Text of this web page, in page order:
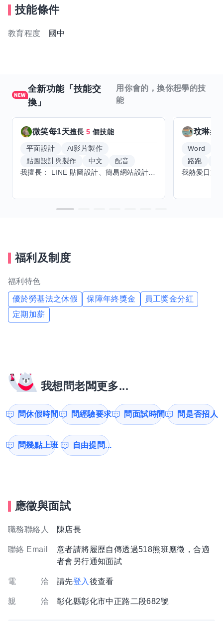
技能條件
教育程度 國中
全新功能「技能交
換」
用你會的，換你想學的技
能
微笑每1天擅長5 個技能
平面設計
AI影片製作
貼圖設計與製作
中文
配音
玟琳擅
Word
路跑
福利及制度
福利特色
優於勞基法之休假 保障年終獎金
員工獎金分紅
定期加薪
我想問老闆更多...
問休假時間 問經驗要求 問面試時間 問是否招人
問幾點上班 自由提問...
應徵與面試
職務聯絡人 陳店長
聯絡 Email
意者請將履歷自傳透過518熊班應徵，合適
者會另行通知面試
電 洽 請先登入 後查看
親 洽 彰化縣彰化市中正路二段682號